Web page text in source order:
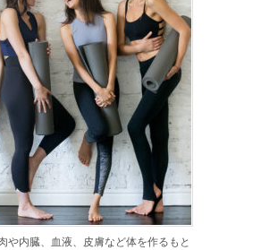
や内臓、血液、皮膚など体を作るもと